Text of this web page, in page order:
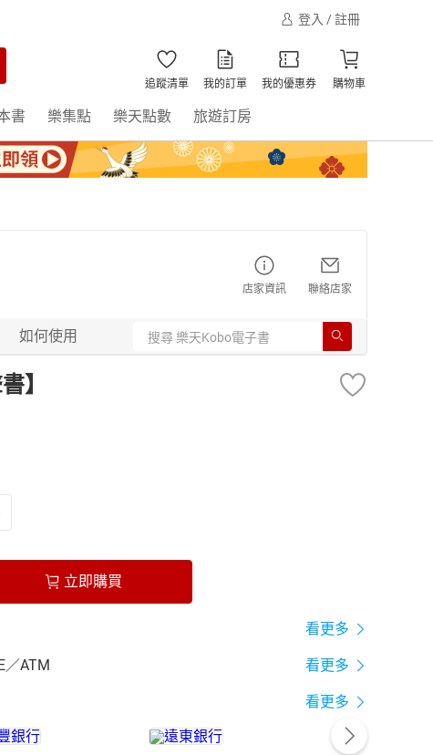
登入 / 註冊
追蹤清單 我的訂單 我的優惠券 購物車
書 樂集點 樂天點數 旅遊訂房
店家資訊 聯絡店家
如何使用
】
立即購買
看更多
／ATM 看更多
看更多